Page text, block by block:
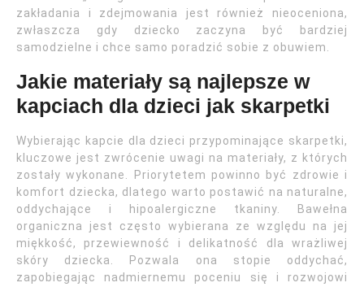
zakładania i zdejmowania jest również nieoceniona,
zwłaszcza gdy dziecko zaczyna być bardziej
samodzielne i chce samo poradzić sobie z obuwiem.
Jakie materiały są najlepsze w
kapciach dla dzieci jak skarpetki
Wybierając kapcie dla dzieci przypominające skarpetki,
kluczowe jest zwrócenie uwagi na materiały, z których
zostały wykonane. Priorytetem powinno być zdrowie i
komfort dziecka, dlatego warto postawić na naturalne,
oddychające i hipoalergiczne tkaniny. Bawełna
organiczna jest często wybierana ze względu na jej
miękkość, przewiewność i delikatność dla wrażliwej
skóry dziecka. Pozwala ona stopie oddychać,
zapobiegając nadmiernemu poceniu się i rozwojowi